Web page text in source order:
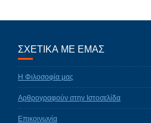
ΣΧΕΤΙΚΑ ΜΕ ΕΜΑΣ
Η Φιλοσοφία μας
Αρθρογραφούν στην Ιστοσελίδα
Επικοινωνία